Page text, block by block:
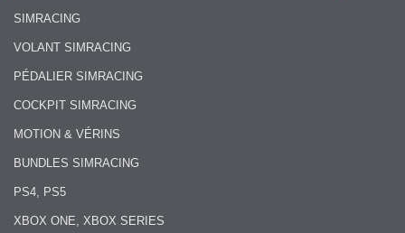
SIMRACING
VOLANT SIMRACING
PÉDALIER SIMRACING
COCKPIT SIMRACING
MOTION & VÉRINS
BUNDLES SIMRACING
PS4, PS5
XBOX ONE, XBOX SERIES